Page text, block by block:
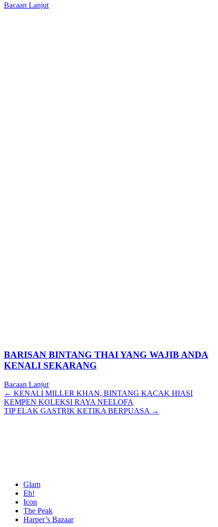
Bacaan Lanjut
BARISAN BINTANG THAI YANG WAJIB ANDA
KENALI SEKARANG
Bacaan Lanjut
Posts
navigation
← KENALI MILLER KHAN, BINTANG KACAK HIASI
KEMPEN KOLEKSI RAYA NEELOFA
TIP ELAK GASTRIK KETIKA BERPUASA →
Glam
Eh!
Icon
The Peak
Harper’s Bazaar